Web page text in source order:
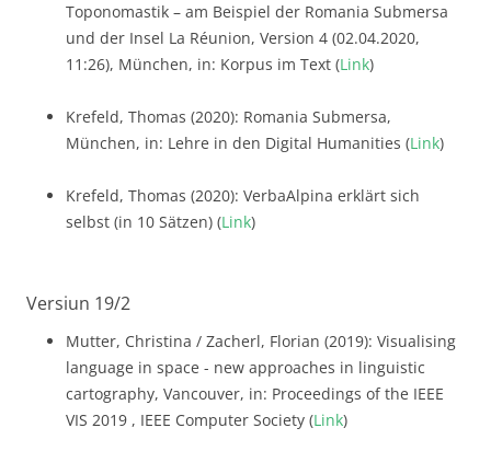
Toponomastik – am Beispiel der Romania Submersa
und der Insel La Réunion, Version 4 (02.04.2020,
11:26), München, in: Korpus im Text (Link)
Krefeld, Thomas (2020): Romania Submersa,
München, in: Lehre in den Digital Humanities (Link)
Krefeld, Thomas (2020): VerbaAlpina erklärt sich
selbst (in 10 Sätzen) (Link)
Versiun 19/2
Mutter, Christina / Zacherl, Florian (2019): Visualising
language in space - new approaches in linguistic
cartography, Vancouver, in: Proceedings of the IEEE
VIS 2019 , IEEE Computer Society (Link)